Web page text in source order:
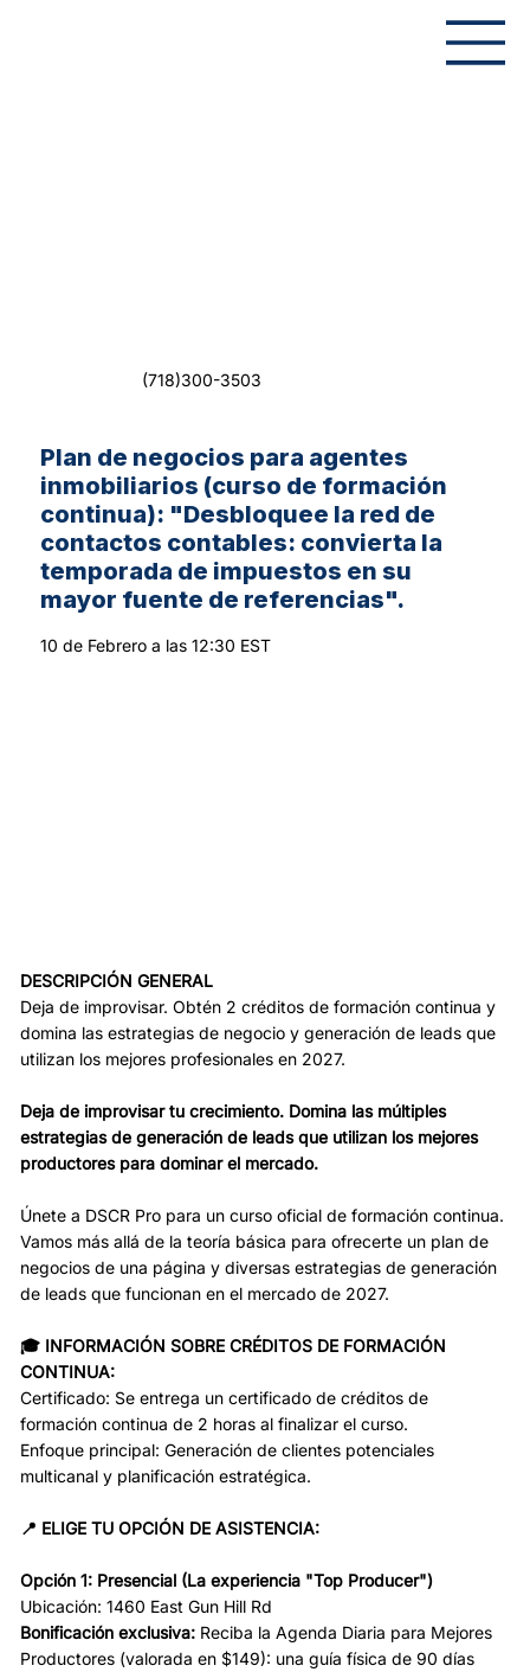
(718)300-3503
Plan de negocios para agentes
inmobiliarios (curso de formación
continua): "Desbloquee la red de
contactos contables: convierta la
temporada de impuestos en su
mayor fuente de referencias".
10 de Febrero a las 12:30 EST
DESCRIPCIÓN GENERAL
Deja de improvisar. Obtén 2 créditos de formación continua y
domina las estrategias de negocio y generación de leads que
utilizan los mejores profesionales en 2027.
Deja de improvisar tu crecimiento. Domina las múltiples
estrategias de generación de leads que utilizan los mejores
productores para dominar el mercado.
Únete a DSCR Pro para un curso oficial de formación continua.
Vamos más allá de la teoría básica para ofrecerte un plan de
negocios de una página y diversas estrategias de generación
de leads que funcionan en el mercado de 2027.
🎓 INFORMACIÓN SOBRE CRÉDITOS DE FORMACIÓN
CONTINUA:
Certificado: Se entrega un certificado de créditos de
formación continua de 2 horas al finalizar el curso.
Enfoque principal: Generación de clientes potenciales
multicanal y planificación estratégica.
📍 ELIGE TU OPCIÓN DE ASISTENCIA:
Opción 1: Presencial (La experiencia "Top Producer")
Ubicación: 1460 East Gun Hill Rd
Bonificación exclusiva: Reciba la Agenda Diaria para Mejores
Productores (valorada en $149): una guía física de 90 días